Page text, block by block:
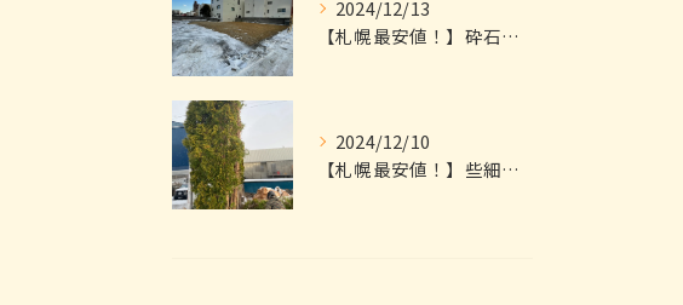
2024/12/13
【札幌最安値！】砕石引きまでお任せください｜見積無料
2024/12/10
【札幌最安値！】些細なことでもご相談ください！｜見積無料